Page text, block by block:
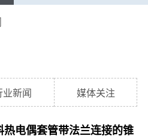
业新闻 媒体关注
电偶套管带法兰连接的锥